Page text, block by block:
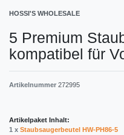
HOSSI'S WHOLESALE
5 Premium
kompatibel für
Artikelnummer 272995
Artikelpaket Inhalt:
1 x Staubsaugerbeutel HW-PH86-5